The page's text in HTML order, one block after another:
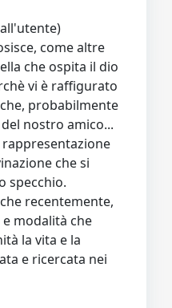
come altre
che ospita il dio
vi è raffigurato
probabilmente
nostro amico...
rappresentazione
che si
specchio.
recentemente,
modalità che
la vita e la
e ricercata nei